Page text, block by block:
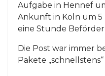
Aufgabe in Hennef
Ankunft in Köln um 5
eine Stunde
Die Post war immer
Pakete